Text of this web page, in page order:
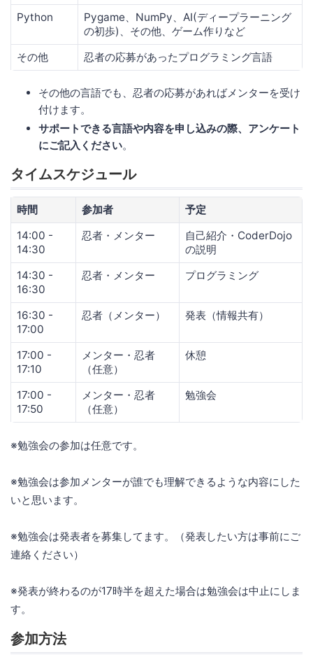
Python
Pygame、NumPy、AI(ディープラーニング
の初歩)、その他、ゲーム作りなど
その他
忍者の応募があったプログラミング言語
その他の言語でも、忍者の応募があればメンターを受け
付けます。
サポートできる言語や内容を申し込みの際、アンケート
にご記入ください。
タイムスケジュール
時間 参加者
予定
14:00 -
14:30
忍者・メンター
自己紹介・CoderDojo
の説明
14:30 -
16:30
忍者・メンター プログラミング
16:30 -
17:00
忍者（メンター） 発表（情報共有）
17:00 -
17:10
メンター・忍者
（任意）
休憩
17:00 -
17:50
メンター・忍者
（任意）
勉強会
※勉強会の参加は任意です。
※勉強会は参加メンターが誰でも理解できるような内容にした
いと思います。
※勉強会は発表者を募集してます。（発表したい方は事前にご
連絡ください）
※発表が終わるのが17時半を超えた場合は勉強会は中止にしま
す。
参加方法